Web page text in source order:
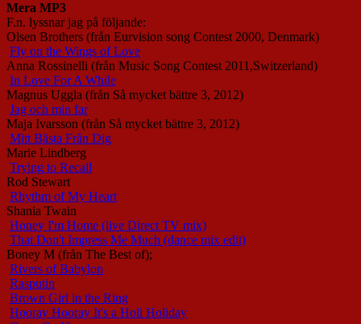
Mera MP3
F.n. lyssnar jag på följande:
Olsen Brothers (från Eurvision song Contest 2000, Denmark)
Fly on the Wings of Love
Anna Rossinelli (från Music Song Contest 2011,Switzerland)
In Love For A While
Magnus Uggla (från Så mycket bättre 3, 2012)
Jag och min far
Maja Ivarsson (från Så mycket bättre 3, 2012)
Mitt Bästa Från Dig
Marie Lindberg
Trying to Recall
Rod Stewart
Rhythm of My Heart
Shania Twain
Honey I'm Home (live Direct TV mix)
That Don't Impress Me Much (dance mix edit)
Boney M (från The Best of);
Rivers of Babylon
Rasputin
Brown Girl in the Ring
Hooray Hooray It's a Holi Holiday